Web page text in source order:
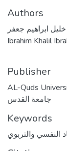
Authors
خليل ابراهيم جعفر
Ibrahim Khalil
Publisher
AL-Quds
جامعة القدس
Keywords